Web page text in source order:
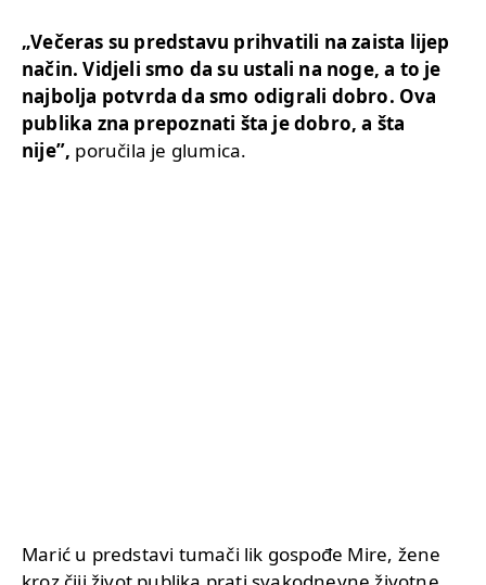
„Večeras su predstavu prihvatili na zaista lijep
način. Vidjeli smo da su ustali na noge, a to je
najbolja potvrda da smo odigrali dobro. Ova
publika zna prepoznati šta je dobro, a šta
nije”, poručila je glumica.
Marić u predstavi tumači lik gospođe Mire, žene